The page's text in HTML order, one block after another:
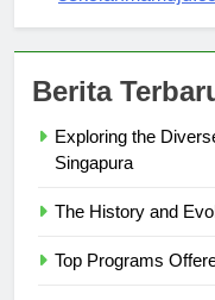
Exploring the